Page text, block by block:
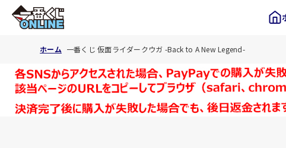
ホーム 一番くじ 仮面ライダークウガ -Back to A New Legend-